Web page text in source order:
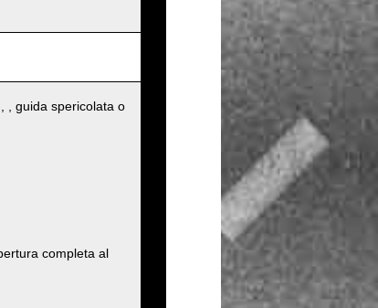
, guida spericolata o
completa al